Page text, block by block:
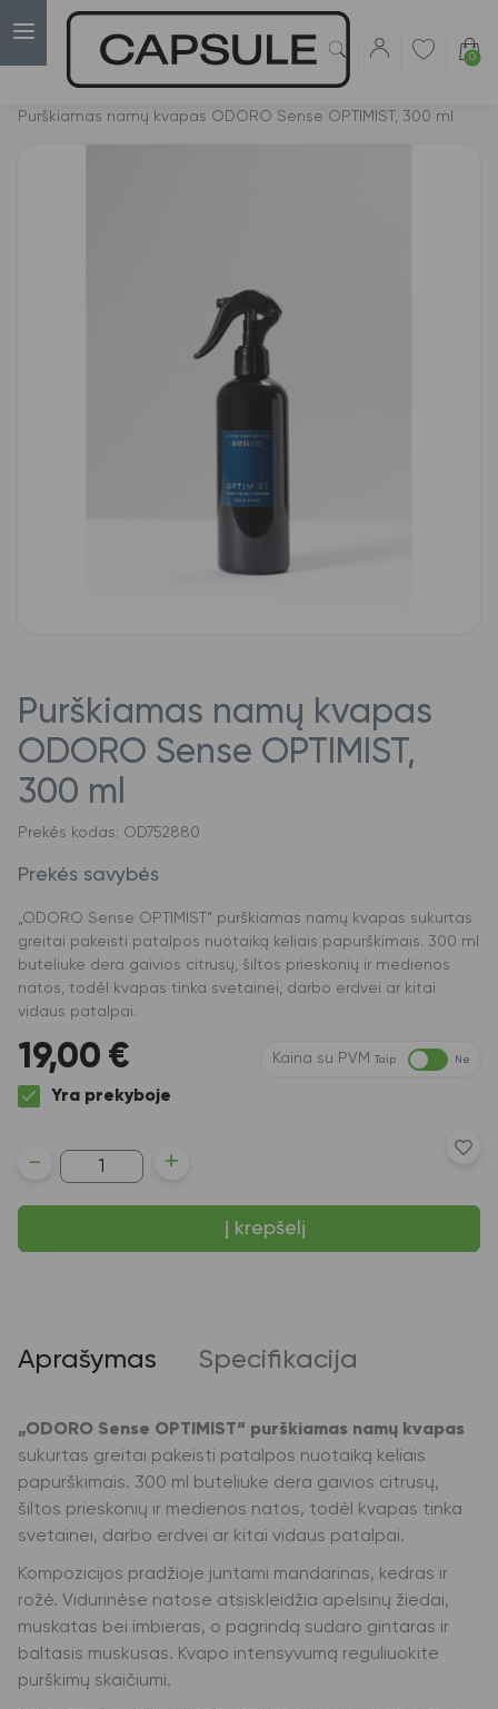
0
Purškiamas namų kvapas ODORO Sense OPTIMIST, 300 ml
Purškiamas namų kvapas
ODORO Sense OPTIMIST,
300 ml
Prekės kodas: OD752880
Prekės savybės
„ODORO Sense OPTIMIST“ purškiamas namų kvapas sukurtas
greitai pakeisti patalpos nuotaiką keliais papurškimais. 300 ml
buteliuke dera gaivios citrusų, šiltos prieskonių ir medienos
natos, todėl kvapas tinka svetainei, darbo erdvei ar kitai
vidaus patalpai.
19,00 € Kaina su PVM Taip Ne
Yra prekyboje
produkto
kiekis:
Purškiamas
namų
ODORO
- +
Į krepšelį
Aprašymas Specifikacija
„ODORO Sense OPTIMIST“ purškiamas namų kvapas
sukurtas greitai pakeisti patalpos nuotaiką keliais
papurškimais. 300 ml buteliuke dera gaivios citrusų,
šiltos prieskonių ir medienos natos, todėl kvapas tinka
svetainei, darbo erdvei ar kitai vidaus patalpai.
Kompozicijos pradžioje juntami mandarinas, kedras ir
rožė. Vidurinėse natose atsiskleidžia apelsinų žiedai,
muskatas bei imbieras, o pagrindą sudaro gintaras ir
baltasis muskusas. Kvapo intensyvumą reguliuokite
purškimų skaičiumi.